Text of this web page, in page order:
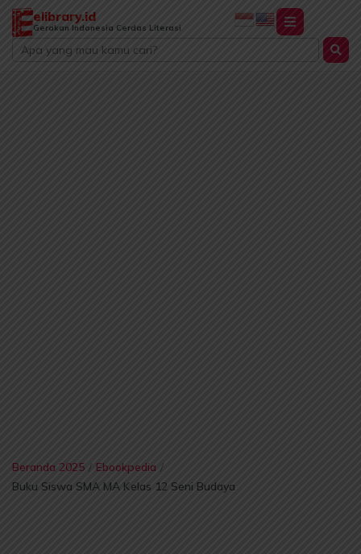
Lewati
konten
elibrary.id
Gerakan Indonesia Cerdas Literasi
Search
...
Beranda 2025 / Ebookpedia /
Buku Siswa SMA MA Kelas 12 Seni Budaya